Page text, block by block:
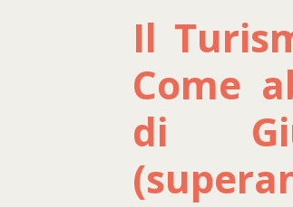
Il
Come
di